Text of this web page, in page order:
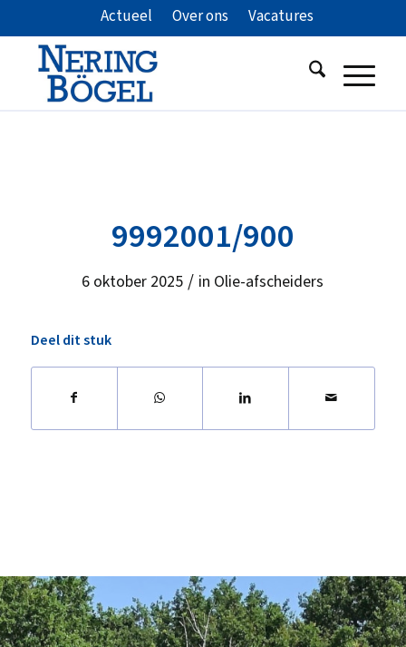
Actueel Over ons Vacatures
9992001/900
6 oktober 2025 / in Olie-afscheiders
Deel dit stuk